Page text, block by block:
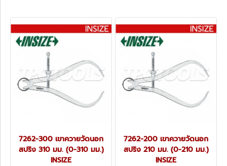
7262-300 เขาควายวัดนอก
สปริง 310 มม. (0-310 มม.)
INSIZE
7262-200 เขาควายวัดนอก
สปริง 210 มม. (0-210 มม.)
INSIZE